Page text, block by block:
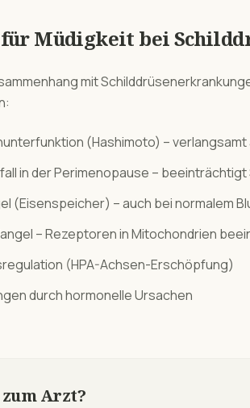
Müdigkeit bei
mit
(Hashimoto) –
in der Perimenopause –
(Eisenspeicher) – auch bei normalem
– Rezeptoren in Mitochondrien
(HPA-Achsen-Erschöpfung)
durch hormonelle Ursachen
zum Arzt?